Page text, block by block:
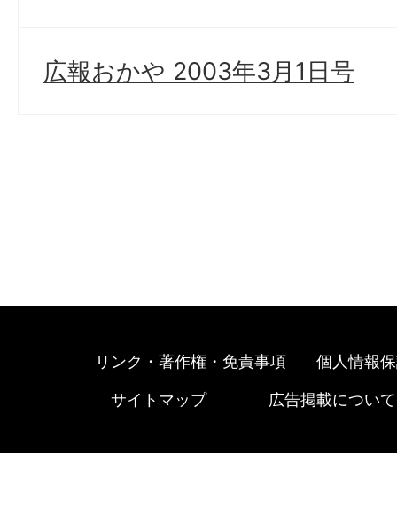
広報おかや 2003年3月1日号
リンク・著作権・免責事項 個人情報
サイトマップ 広告掲載について